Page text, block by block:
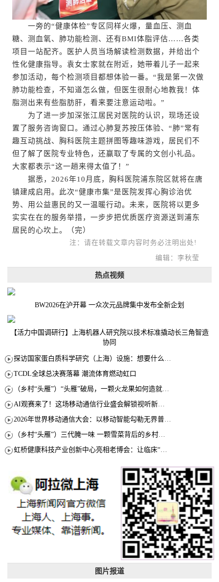
一旁的“健康体检”专区同样火爆，量血压、测血
糖、测血氧、肺功能检测、还有BMI体脂评估……各类
项目一站配齐。医护人员当场解读检测数据，并给出个
性化健康指导。袁女士家就在附近，她带着儿子一起来
参加活动，每个检测项目都想体验一番。“我是第一次做
肺功能检查，不知道怎么做，但医生很耐心地教我！体
脂测出来有些脂肪肝，看来要注意运动啦。”
为了进一步加深张江居民对医院的认识，现场还设
置了服务咨询窗口。通过心肺复苏按压体验、“肺”常有
趣互动挑战、胸科医院主题拼图等趣味游戏，居民们不
但了解了医院专业特色，还赢取了专属的文创小礼品。
大家都表示“这一趟来得太值了！”
据悉，2026年10月底，胸科医院浦东院区就将在唐
镇建成启用。此次“健康市集”是医院发挥心胸诊治优
势、用公益惠民的又一温暖行动。未来，医院将以更多
实实在在的服务举措，一步步把优质医疗资源送到浦东
居民的心坎上。（完）
注：请在转载文章内容时务必注明出处!
编辑：李秋莹
热点视频
BW2026在沪开幕 一众次元品牌集中发布全新企划
【活力中国调研行】上海机器人研究院以技术标准撬动长三角智造
协同
TCDL全球总决赛落幕 潮流体育燃动虹口
图片报道